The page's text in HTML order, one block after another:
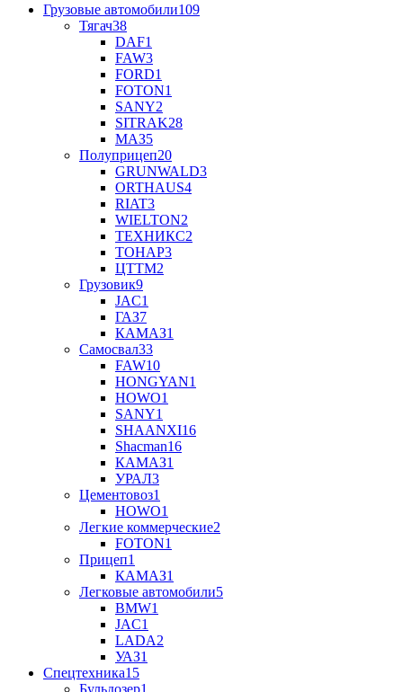
Грузовые автомобили109
Тягач38
DAF1
FAW3
FORD1
FOTON1
SANY2
SITRAK28
МАЗ5
Полуприцеп20
GRUNWALD3
ORTHAUS4
RIAT3
WIELTON2
ТЕХНИКС2
ТОНАР3
ЦТТМ2
Грузовик9
JAC1
ГАЗ7
КАМАЗ1
Самосвал33
FAW10
HONGYAN1
HOWO1
SANY1
SHAANXI16
Shaсman16
КАМАЗ1
УРАЛ3
Цементовоз1
HOWO1
Легкие коммерческие2
FOTON1
Прицеп1
КАМАЗ1
Легковые автомобили5
BMW1
JAC1
LADA2
УАЗ1
Спецтехника15
Бульдозер1